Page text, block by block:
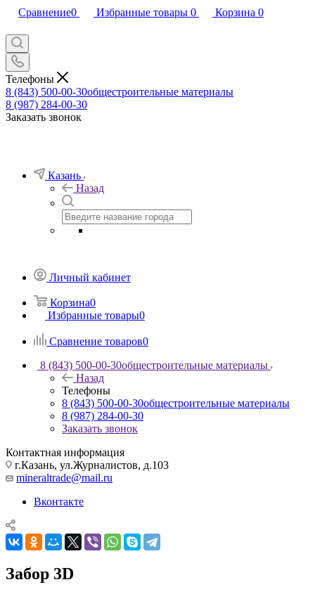
Сравнение0 Избранные товары 0 Корзина 0
Телефоны
8 (843) 500-00-30общестроительные материалы
8 (987) 284-00-30
Заказать звонок
Казань
Назад
Личный кабинет
Корзина0
Избранные товары0
Сравнение товаров0
8 (843) 500-00-30общестроительные материалы
Назад
Телефоны
8 (843) 500-00-30общестроительные материалы
8 (987) 284-00-30
Заказать звонок
Контактная информация
г.Казань, ул.Журналистов, д.103
mineraltrade@mail.ru
Вконтакте
Забор 3D